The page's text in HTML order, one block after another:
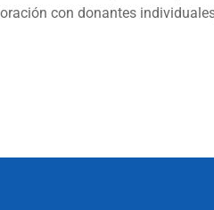
con donantes